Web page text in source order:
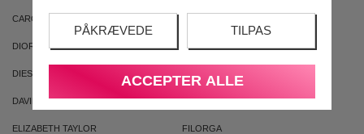
PÅKRÆVEDE TILPAS
ACCEPTER ALLE
CAROLINA HERRERA
DIOR DKNY
DIESEL
DAVID BECKHAM ELIZABETH ARDEN
ELIZABETH TAYLOR FILORGA